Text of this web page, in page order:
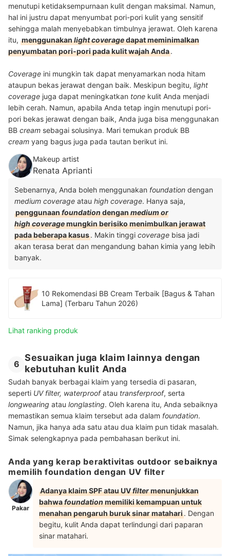
menutupi ketidaksempurnaan kulit dengan maksimal. Namun,
hal ini justru dapat menyumbat pori-pori kulit yang sensitif
sehingga malah menyebabkan timbulnya jerawat. Oleh karena
itu, menggunakanlightcoveragedapat meminimalkan
penyumbatan pori-pori pada kulit wajah Anda.
Coverage ini mungkin tak dapat menyamarkan noda hitam
ataupun bekas jerawat dengan baik. Meskipun begitu, light
coverage juga dapat meningkatkan tone kulit Anda menjadi
lebih cerah. Namun, apabila Anda tetap ingin menutupi pori-
pori bekas jerawat dengan baik, Anda juga bisa menggunakan
BB cream sebagai solusinya. Mari temukan produk BB
cream yang bagus juga pada tautan berikut ini.
Makeup artist
Renata Aprianti
Sebenarnya, Anda boleh menggunakan foundation dengan
medium coverage atau high coverage. Hanya saja,
penggunaanfoundationdenganmedium or
high coveragemungkin berisiko menimbulkan jerawat
pada beberapa kasus. Makin tinggi coverage bisa jadi
akan terasa berat dan mengandung bahan kimia yang lebih
banyak.
10 Rekomendasi BB Cream Terbaik [Bagus & Tahan
Lama] (Terbaru Tahun 2026)
Lihat ranking produk
6
Sesuaikan juga klaim lainnya dengan
kebutuhan kulit Anda
Sudah banyak berbagai klaim yang tersedia di pasaran,
seperti UV filter, waterproofatau transferproof, serta
longwearing atau longlasting. Oleh karena itu, Anda sebaiknya
memastikan semua klaim tersebut ada dalam foundation.
Namun, jika hanya ada satu atau dua klaim pun tidak masalah.
Simak selengkapnya pada pembahasan berikut ini.
Anda yang kerap beraktivitas outdoor sebaiknya
memilih foundation dengan UV filter
Pakar
Adanya klaim SPF atau UVfiltermenunjukkan
bahwafoundationmemiliki kemampuan untuk
menahan pengaruh buruk sinar matahari. Dengan
begitu, kulit Anda dapat terlindungi dari paparan
sinar matahari.